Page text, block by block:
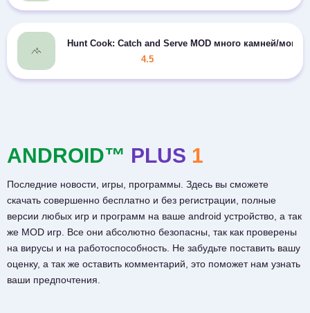
Hunt Cook: Catch and Serve MOD много камней/монет
4.5
ANDROID™ PLUS 1
Последние новости, игры, программы. Здесь вы сможете
скачать совершенно бесплатно и без регистрации, полные
версии любых игр и программ на ваше android устройство, а так
же MOD игр. Все они абсолютно безопасны, так как проверены
на вирусы и на работоспособность. Не забудьте поставить вашу
оценку, а так же оставить комментарий, это поможет нам узнать
ваши предпочтения.